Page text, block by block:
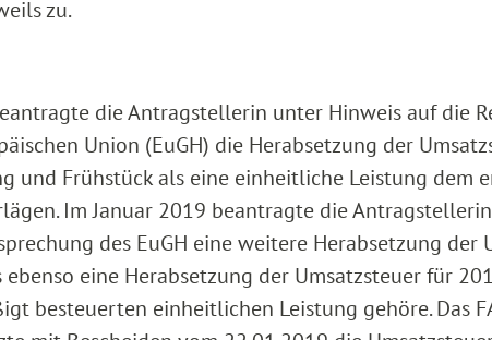
zu.
die Antragstellerin unter Hinweis auf die
Union (EuGH) die Herabsetzung der
und Frühstück als eine einheitliche Leistung dem
Im Januar 2019 beantragte die
des EuGH eine weitere Herabsetzung der
eine Herabsetzung der Umsatzsteuer für
besteuerten einheitlichen Leistung gehöre. Das